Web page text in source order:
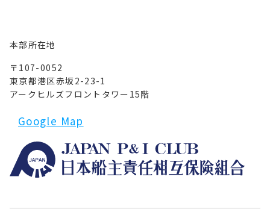
本部所在地
〒107-0052
東京都港区赤坂2-23-1
アークヒルズフロントタワー15階
Google Map